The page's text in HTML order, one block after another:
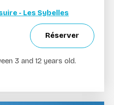
- Les Sybelles
Réserver
3 and 12 years old.